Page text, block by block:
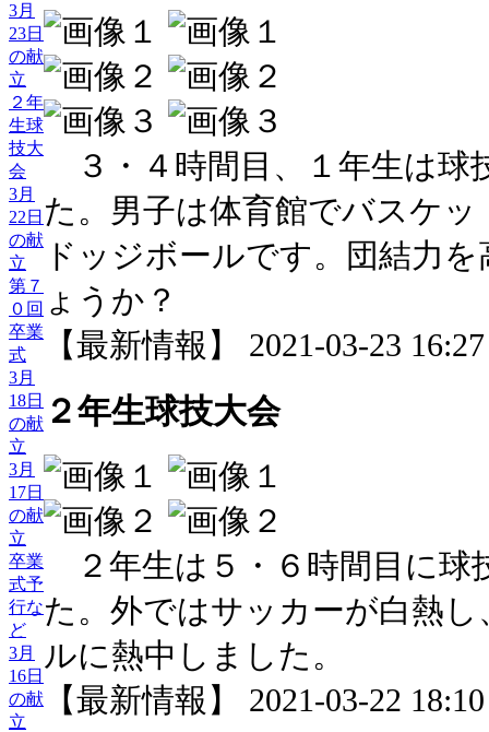
3月
23日
の献
立
２年
生球
技大
会
3月
22日
の献
立
第７
０回
卒業
式
3月
18日
の献
立
3月
17日
の献
立
卒業
式予
行な
ど
3月
16日
の献
立
３・４時間目、１年生は球
た。男子は体育館でバスケ
ドッジボールです。団結力
ょうか？
【最新情報】 2021-03-23
２年生球技大会
２年生は５・６時間目に球
た。外ではサッカーが白熱
ルに熱中しました。
【最新情報】 2021-03-22